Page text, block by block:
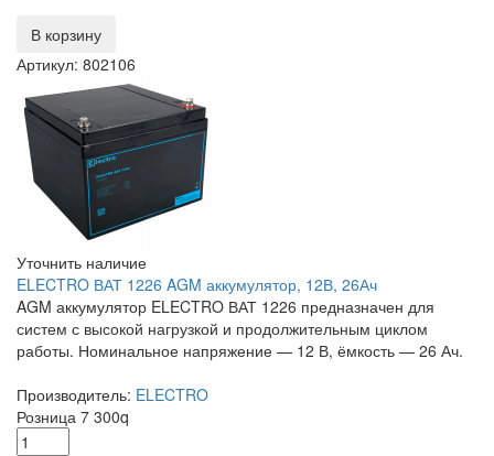
В корзину
Артикул: 802106
Уточнить наличие
ELECTRO ВАТ 1226 AGM аккумулятор, 12В, 26Ач
AGM аккумулятор ELECTRO ВАТ 1226 предназначен для
систем с высокой нагрузкой и продолжительным циклом
работы. Номинальное напряжение — 12 В, ёмкость — 26 Ач.
Производитель: ELECTRO
Розница 7 300q